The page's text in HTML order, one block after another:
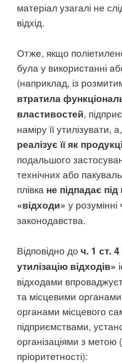
матеріал узагалі не
відхід.
Отже, якщо
була у використанні
(наприклад, із
втратила
властивостей,
наміру її утилізувати,
реалізує її як
подальшого
технічних або
плівка не підпадає
«відходи» у
законодавства.
Відповідно доч. 1 ст.
утилізацію відходів»
відходами
та місцевими
органами місцевого
підприємствами,
організаціями з метою
пріоритетності):